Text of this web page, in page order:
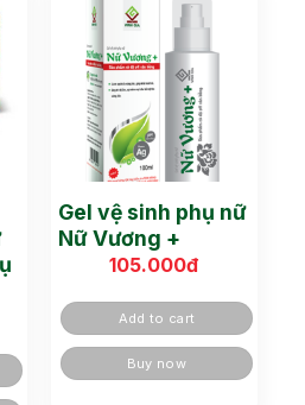
Gel vệ sinh phụ nữ
Nữ Vương +
105.000đ
Add to cart
Buy now